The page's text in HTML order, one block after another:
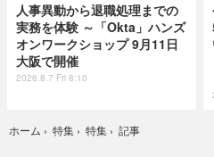
人事異動から退職処理までの
実務を体験 ～「Okta」ハンズ
オンワークショップ 9月11日
大阪で開催
2026.8.7 Fri 8:10
ホーム › 特集 › 特集 › 記事